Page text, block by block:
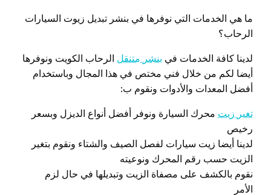
ما هي الخدمات التي نوفرها في بنشر تبديل زيوت السيارات
الرحاب؟
لدينا كافة الخدمات في بنشر متنقل الرحاب الكويت ونوفرها
أيضا لكم من خلال فني مختص في هذا المجال وباستخدام
أفضل المعدات والأدوات ونقوم ب:
تغير زيت محرك السيارة ونوفر أفضل أنواع الديزل وبسعر
رخيص
لدينا أيضا زيت سيارات لفصل الصيف والشتاء ونقوم بتغير
الزيت حسب رقم المحرك ونوعيته
نقوم بالكشف على مصفاة الزيت وتبديلها في حال لزم
الأمر